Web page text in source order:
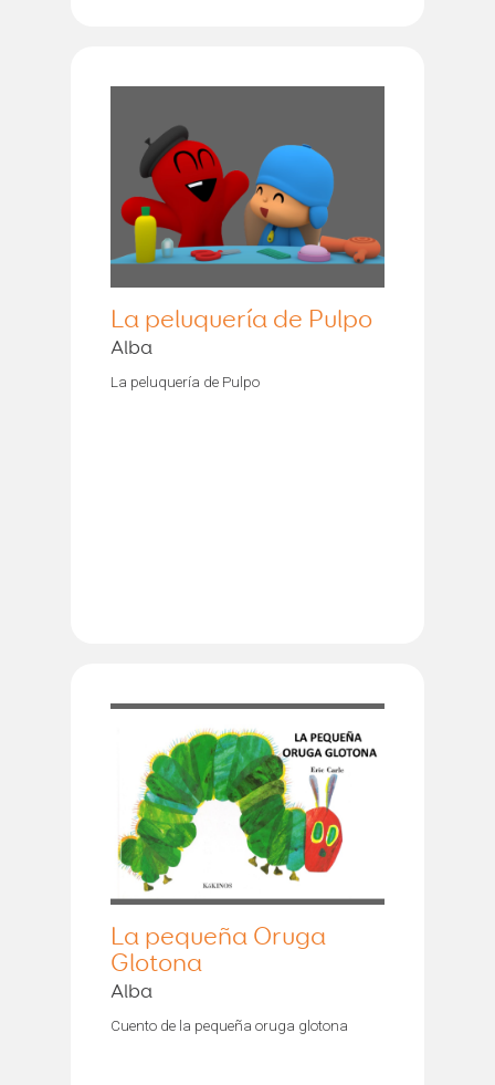
La peluquería de Pulpo
Alba
La peluquería de Pulpo
La pequeña Oruga
Glotona
Alba
Cuento de la pequeña oruga glotona